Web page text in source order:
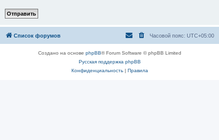
Список форумов Часовой пояс: UTC+05:00
Создано на основе phpBB® Forum Software © phpBB Limited
Русская поддержка phpBB
Конфиденциальность| Правила